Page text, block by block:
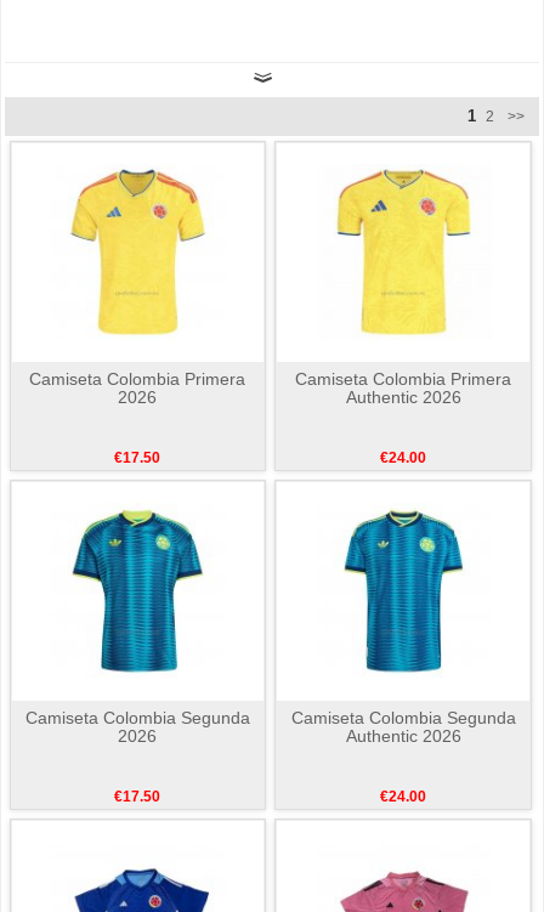
1 2 >>
Camiseta Colombia Primera
2026
€17.50
Camiseta Colombia Primera
Authentic 2026
€24.00
Camiseta Colombia Segunda
2026
€17.50
Camiseta Colombia Segunda
Authentic 2026
€24.00